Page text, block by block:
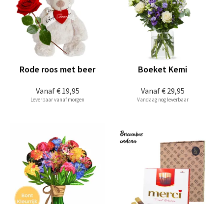
Vanaf€ 19,95
Rode roos met beer
Leverbaar vanaf morgen
Vanaf€ 29,95
Boeket Kemi
Vandaag nog leverbaar